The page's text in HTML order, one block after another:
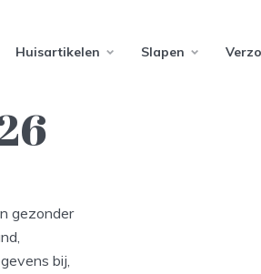
Huisartikelen Slapen
gezonder
bij,